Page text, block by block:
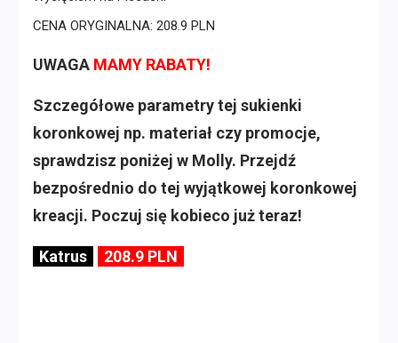
CENA ORYGINALNA: 208.9 PLN
UWAGA MAMY RABATY!
Szczegółowe parametry tej sukienki
koronkowej np. materiał czy promocje,
sprawdzisz poniżej w Molly. Przejdź
bezpośrednio do tej wyjątkowej koronkowej
kreacji. Poczuj się kobieco już teraz!
Katrus 208.9 PLN